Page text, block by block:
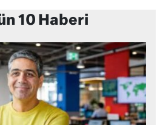
10 Haberi